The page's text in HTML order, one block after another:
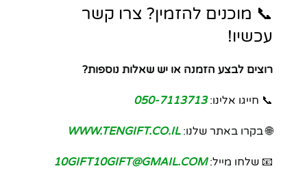
📞 מוכנים להזמין? צרו קשר
עכשיו!
רוצים לבצע הזמנה או יש שאלות נוספות?
📞 חייגו אלינו:050-7113713
🌐 בקרו באתר שלנו:WWW.TENGIFT.CO.IL
📧 שלחו מייל:10GIFT10GIFT@GMAIL.COM